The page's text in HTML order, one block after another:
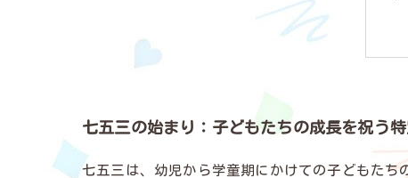
七五三の始まり：子どもたちの成長を祝う
七五三は、幼児から学童期にかけての子どもた